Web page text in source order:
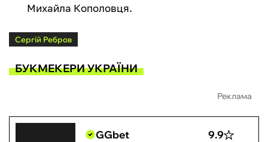
Михайла Кополовця.
Сергій Ребров
БУКМЕКЕРИ УКРАЇНИ
Реклама
GGbet 9.9